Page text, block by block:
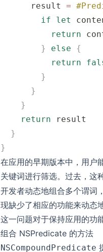
      result
=
        if
let
          return
        }
else {
          return
        }
      }
    }
    return
result
  }
}
在应用的早期版本中，用户
关键词进行筛选。过去，这
开发者动态地组合多个谓
现缺少了相应的功能来动态
这一问题对于保持应用的功
组合 NSPredicate 的方法
NSCompoundPredicate